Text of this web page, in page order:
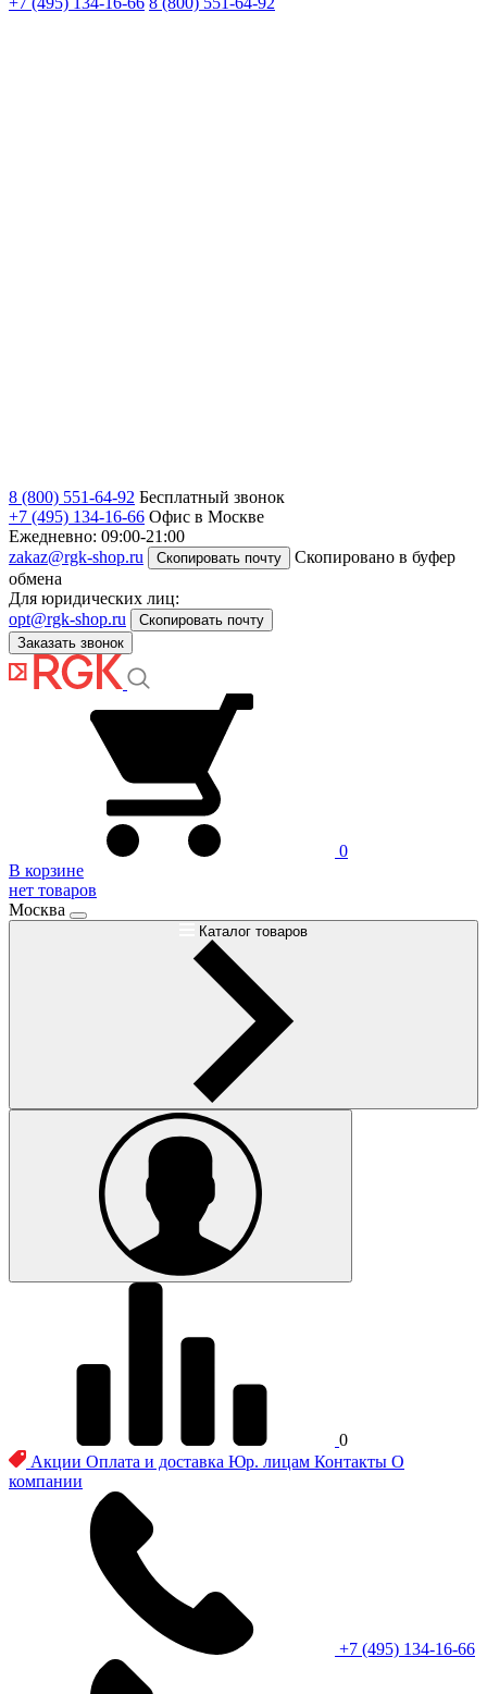
8 (800) 551-64-92 Бесплатный звонок
+7 (495) 134-16-66 Офис в Москве
Ежедневно: 09:00-21:00
zakaz@rgk-shop.ru
Скопировать почту
Скопировано в буфер
обмена
Для юридических лиц:
opt@rgk-shop.ru
Скопировать почту
Заказать звонок
0
В корзине
нет товаров
Москва
Каталог товаров
0
Акции Оплата и доставка Юр. лицам Контакты О
компании
+7 (495) 134-16-66